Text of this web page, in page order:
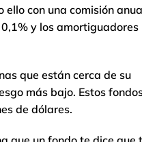
con una comisión
y los amortiguadores
que están cerca de su
más bajo. Estos
de dólares.